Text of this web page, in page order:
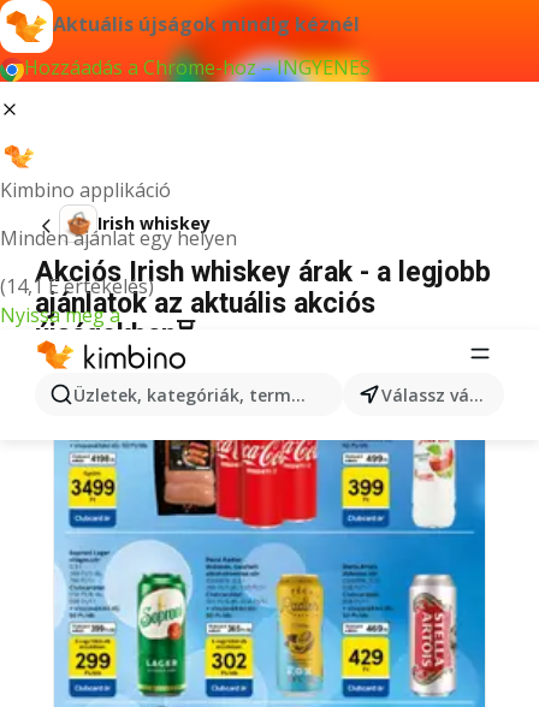
Aktuális újságok mindig kéznél
Hozzáadás a Chrome-hoz – INGYENES
Kimbino applikáció
Minden ajánlat egy helyen
(14,1 E értékelés)
Nyissa meg a
Üzletek, kategóriák, termékek keresése... Válassz várost
Irish whiskey
Akciós Irish whiskey árak - a legjobb
ajánlatok az aktuális akciós
újságokban⏳